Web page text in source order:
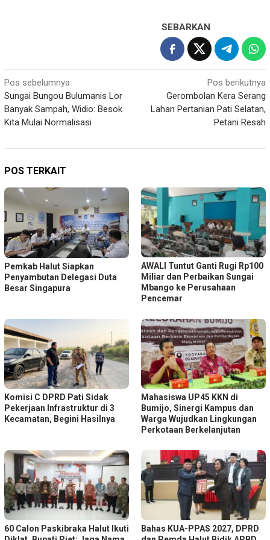
SEBARKAN
Navigasi
pos
Pos sebelumnya
Sungai Bungou Bulumanis Lor
Banyak Sampah, Widio: Besok
Kita Mulai Normalisasi
Pos berikutnya
Gerombolan Kera Serang
Lahan Pertanian Pati Selatan,
Petani Resah
POS TERKAIT
Pemkab Halut Siapkan
Penyambutan Delegasi Duta
Besar Singapura
AWALI Tuntut Ganti Rugi Rp100
Miliar dan Perbaikan Sungai
Mbango ke Perusahaan
Pencemar
Komisi C DPRD Pati Sidak
Pekerjaan Infrastruktur di 3
Kecamatan, Begini Hasilnya
Mahasiswa UP45 KKN di
Bumijo, Sinergi Kampus dan
Warga Wujudkan Lingkungan
Perkotaan Berkelanjutan
60 Calon Paskibraka Halut Ikuti
Bahas KUA-PPAS 2027, DPRD